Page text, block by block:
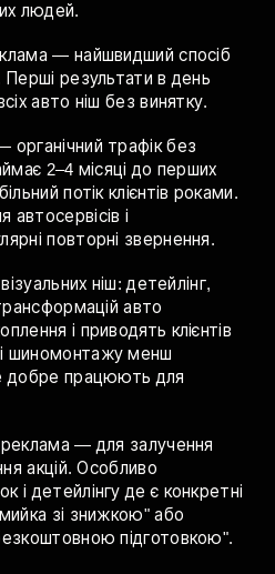
їдуть і готові заїхати прямо
топі Google Maps — ви
людей.
Перші результати в день
авто ніш без винятку.
органічний трафік без
2–4 місяці до перших
автосервісів і
повторні звернення.
ніш: детейлінг,
трансформацій авто
і приводять клієнтів
шиномонтажу менш
добре працюють для
реклама — для залучення